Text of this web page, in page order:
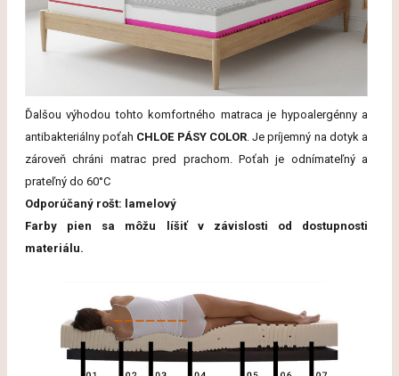
Ďalšou výhodou tohto komfortného matraca je hypoalergénny a
antibakteriálny poťah CHLOE PÁSY COLOR. Je príjemný na dotyk a
zároveň chráni matrac pred prachom. Poťah je odnímateľný a
prateľný do 60°C
Odporúčaný rošt: lamelový
Farby pien sa môžu líšiť v závislosti od dostupnosti
materiálu.